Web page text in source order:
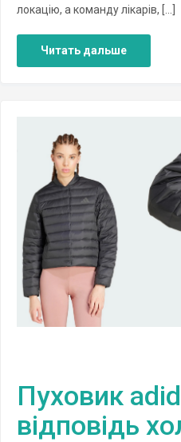
локацію, а команду лікарів, […]
Читать дальше
Пуховик
відповідь